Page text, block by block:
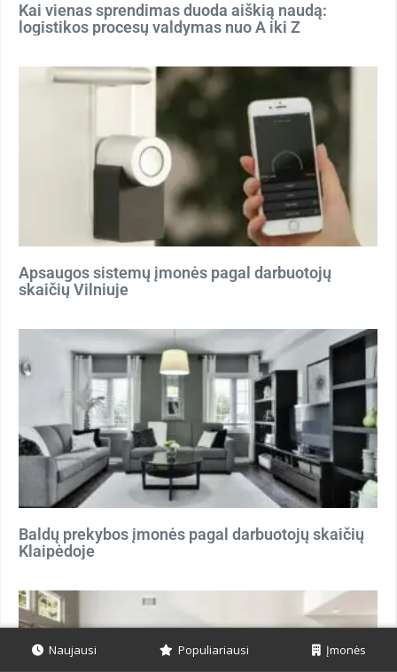
Kai vienas sprendimas duoda aiškią naudą:
logistikos procesų valdymas nuo A iki Z
Apsaugos sistemų įmonės pagal darbuotojų
skaičių Vilniuje
Baldų prekybos įmonės pagal darbuotojų skaičių
Klaipėdoje
Naujausi Populiariausi Įmonės